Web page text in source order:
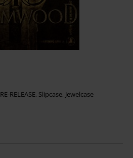
RE-RELEASE, Slipcase, Jewelcase